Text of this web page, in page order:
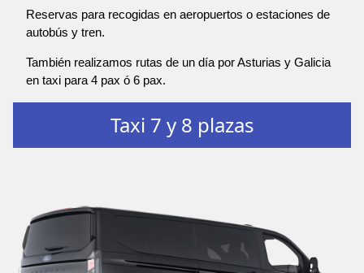
Reservas para recogidas en aeropuertos o estaciones de
autobús y tren.
También realizamos rutas de un día por Asturias y Galicia
en taxi para 4 pax ó 6 pax.
Taxi 7 y 8 plazas